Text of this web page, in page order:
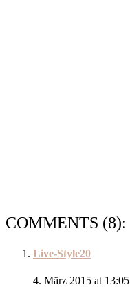
COMMENTS (8):
Live-Style20
4. März 2015 at 13:05